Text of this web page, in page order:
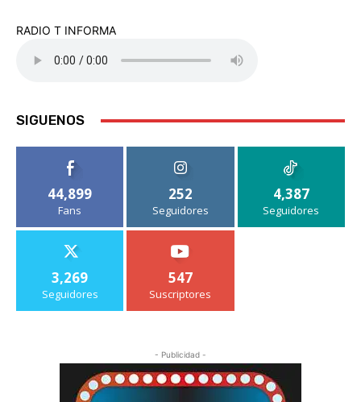
RADIO T INFORMA
SIGUENOS
44,899
Fans
252
Seguidores
4,387
Seguidores
3,269
Seguidores
547
Suscriptores
- Publicidad -